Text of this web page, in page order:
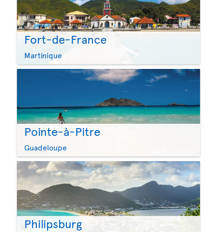
Fort-de-France
Martinique
Pointe-à-Pitre
Guadeloupe
Philipsburg